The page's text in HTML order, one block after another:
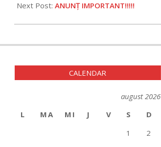
26
Next Post: ANUNȚ IMPORTANT!!!!!
CALENDAR
august 2026
L
MA MI J V S
D
1
2